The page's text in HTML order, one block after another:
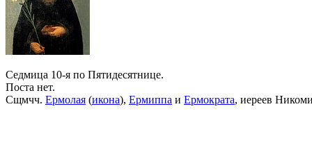
Седмица 10-я по Пятидесятнице.
Поста нет.
Сщмчч. Ермолая (икона), Ермиппа и Ермократа, иереев